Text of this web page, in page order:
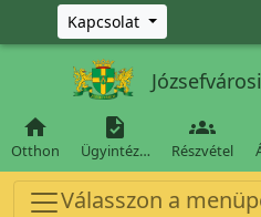
Ugrás a fő tartalomra
Kapcsolat

Otthon

Ügyintéz…

Részvétel
Válasszon a